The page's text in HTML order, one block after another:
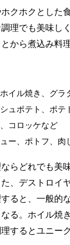
クホクとした
理でも美味し
から煮込み料
イル焼き、グラ
ュポテト、ポテ
コロッケなど
ー、ポトフ、肉
らどれでも美
、デストロイ
ると、一般的
る。ホイル焼
するとユニー